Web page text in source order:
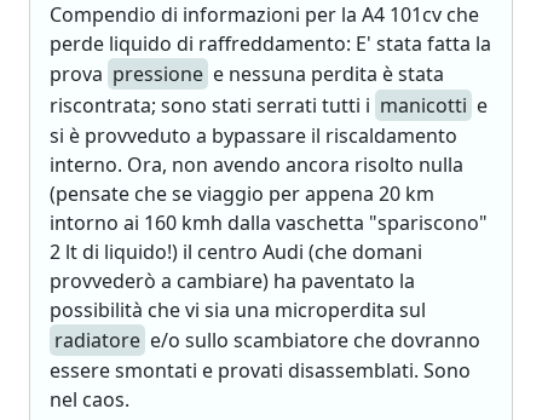
Compendio di informazioni per la A4 101cv che
perde liquido di raffreddamento: E' stata fatta la
prova pressione e nessuna perdita è stata
riscontrata; sono stati serrati tutti i manicotti e
si è provveduto a bypassare il riscaldamento
interno. Ora, non avendo ancora risolto nulla
(pensate che se viaggio per appena 20 km
intorno ai 160 kmh dalla vaschetta "spariscono"
2 lt di liquido!) il centro Audi (che domani
provvederò a cambiare) ha paventato la
possibilità che vi sia una microperdita sul
radiatore e/o sullo scambiatore che dovranno
essere smontati e provati disassemblati. Sono
nel caos.